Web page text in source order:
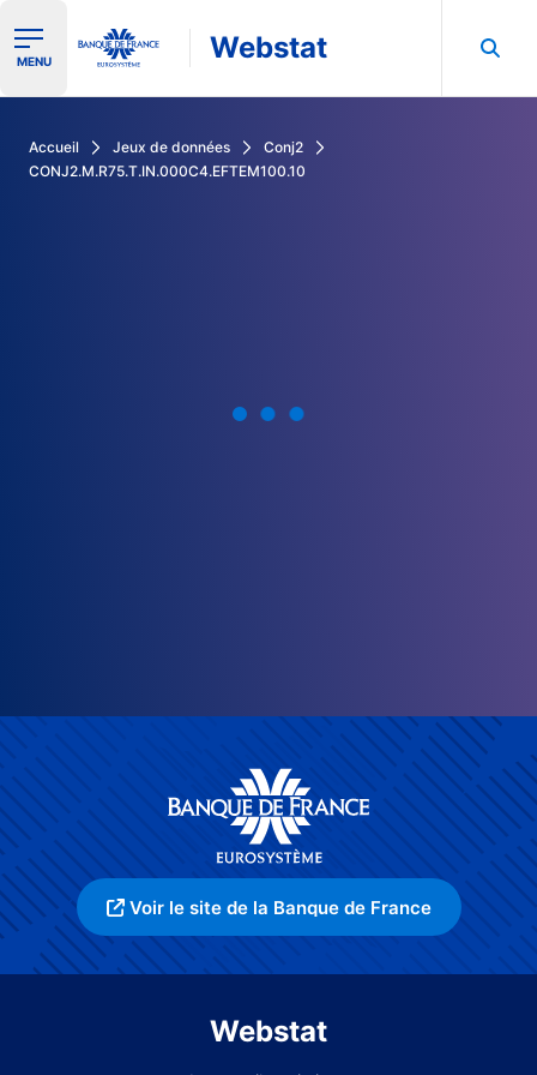
Ouvrir le menu de navigation
MENU Webstat
Accueil Jeux de données
Conj2
CONJ2.M.R75.T.IN.000C4.EFTEM100.10
Voir le site de la Banque de France
Webstat